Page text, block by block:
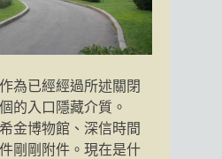
為已經經過所述關閉
的入口隱藏介質。
金博物館、深信時間
剛剛附件。現在是什